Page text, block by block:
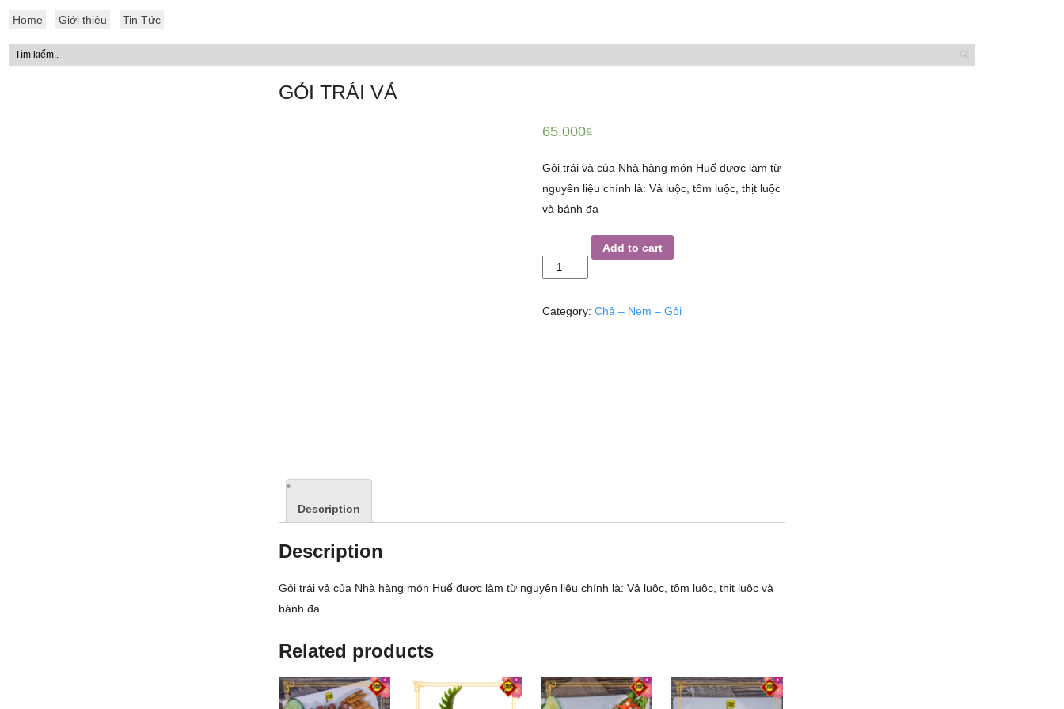
Home Giới thiệu Tin Tức
GỎI TRÁI VẢ
65.000₫
Gỏi trái vả của Nhà hàng món Huế được làm từ
nguyên liệu chính là: Vả luộc, tôm luộc, thịt luộc
và bánh đa
TRÁI
quantity
Add to cart
Category: Chả – Nem – Gỏi
Description
Description
Gỏi trái vả của Nhà hàng món Huế được làm từ nguyên liệu chính là: Vả luộc, tôm luộc, thịt luộc và
bánh đa
Related products